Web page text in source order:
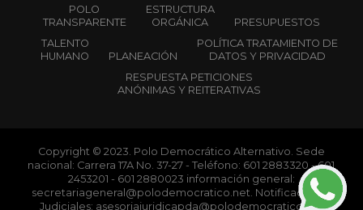
María contra candidatos, partidos políticos del Pacto
Histórico, movimientos sociales y organizaciones
defensoras derechos humanos.
La política debe ejercerse sin miedo. Cuando la violencia
violencia de la política.
Expresamos nuestro respaldado a los actores sociales y